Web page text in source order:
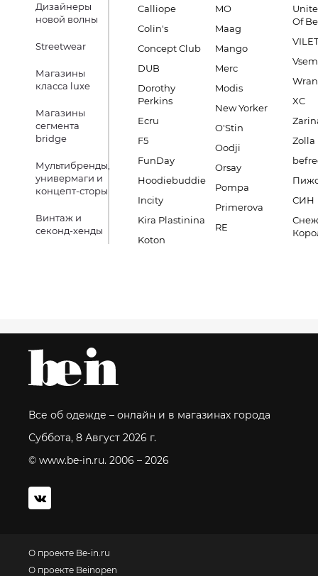
Дизайнеры
новой волны
Streetwear
Магазины
класса luxe
Магазины
сегмента
bridge
Мультибренды,
универмаги и
концепт-сторы
Винтаж и
секонд-хенды
Calliope
Colin's
Concept Club
DUB
Dorothy
Perkins
Ecru
F5
FunDay
Hoodiebuddie
Incity
Kira Plastinina
Koton
MO
Maag
Mango
Merc
Modis
New Yorker
O'Stin
Oodji
Orsay
Pompa
Primerova
RE
Of
VILET
XC
Zolla
СИН
Все об одежде – онлайн и в магазинах города
Суббота, 8 Август 2026 г.
© www.be-in.ru. 2006 – 2026
О проекте Be-in.ru
О проекте Beinopen